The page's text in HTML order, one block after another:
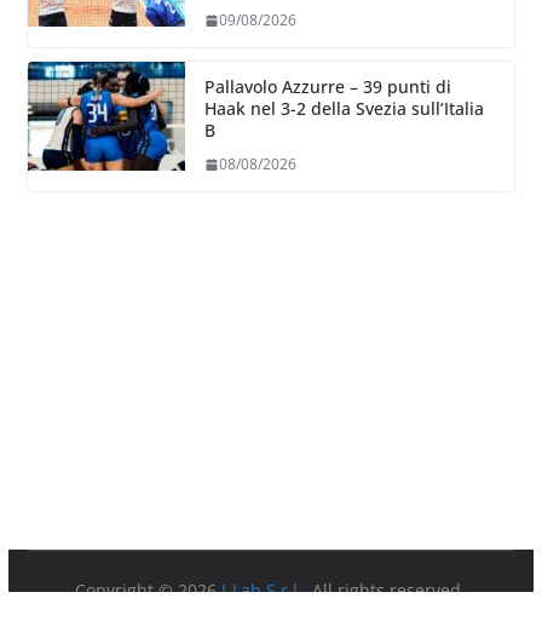
09/08/2026
Pallavolo Azzurre – 39 punti di
Haak nel 3-2 della Svezia sull’Italia
B
08/08/2026
Copyright © 2026I-Lab S.r.l.. All rights reserved.